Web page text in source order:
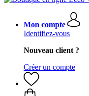
Mon compte
Identifiez-vous
Nouveau client ?
Créer un compte